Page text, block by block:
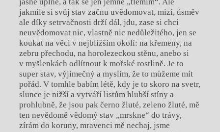
jakmile si svůj stav začnu uvědomovat, mizí, úsměv
ale díky setrvačnosti drží dál, jdu, zase si chci
neuvědomovat nic, vlastně nic nedůležitého, jen se
koukat na věci v nejbližším okolí: na křemeny, na
zebru přechodu, na horolezeckou stěnu, anebo si
v myšlenkách odlítnout k mořské rostlině. Je to
super stav, výjimečný a myslím, že to můžeme mít
pořád. V tomhle babím létě, kdy je to skoro na svetr,
slunce je nižší a vytváří listům hlubší stíny a
prohlubně, že jsou pak černo žluté, zeleno žluté, mě
ten nevědomě vědomý stav „mrskne“ do trávy,
zírám do koruny, mravenci mě nechaj, jsme